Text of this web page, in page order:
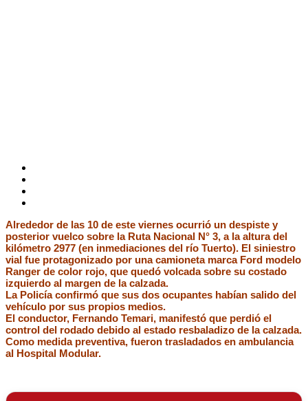
Alrededor de las 10 de este viernes ocurrió un despiste y
posterior vuelco sobre la Ruta Nacional N° 3, a la altura del
kilómetro 2977 (en inmediaciones del río Tuerto). El siniestro
vial fue protagonizado por una camioneta marca Ford modelo
Ranger de color rojo, que quedó volcada sobre su costado
izquierdo al margen de la calzada.
La Policía confirmó que sus dos ocupantes habían salido del
vehículo por sus propios medios.
El conductor, Fernando Temari, manifestó que perdió el
control del rodado debido al estado resbaladizo de la calzada.
Como medida preventiva, fueron trasladados en ambulancia
al Hospital Modular.